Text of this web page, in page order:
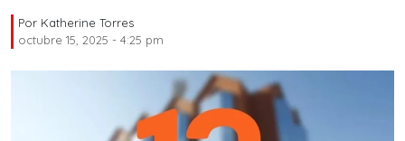
Por Katherine Torres
octubre 15, 2025 - 4:25 pm